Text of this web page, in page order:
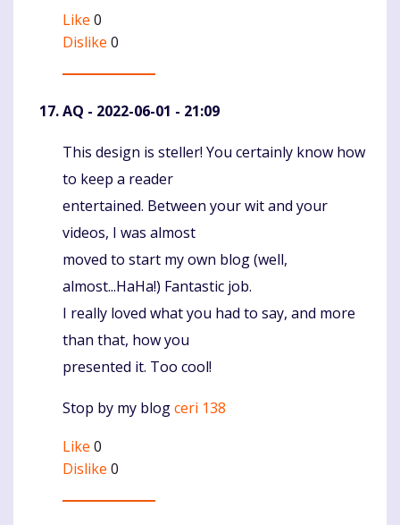
Like 0
Dislike 0
AQ - 2022-06-01 - 21:09
Komentaras
This design is steller! You certainly know how
to keep a reader
entertained. Between your wit and your
videos, I was almost
moved to start my own blog (well,
almost...HaHa!) Fantastic job.
I really loved what you had to say, and more
than that, how you
presented it. Too cool!
Stop by my blogceri 138
Like 0
Dislike 0